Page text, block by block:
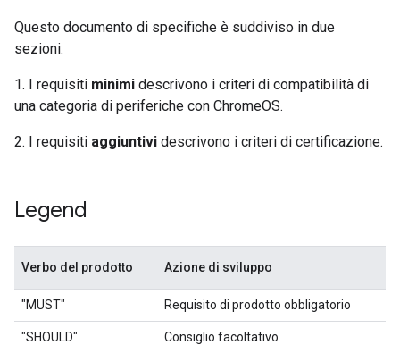
Questo documento di specifiche è suddiviso in due
sezioni:
1. I requisiti minimi descrivono i criteri di compatibilità di
una categoria di periferiche con ChromeOS.
2. I requisiti aggiuntivi descrivono i criteri di certificazione.
Legend
Verbo del prodotto Azione di sviluppo
"MUST" Requisito di prodotto obbligatorio
"SHOULD" Consiglio facoltativo